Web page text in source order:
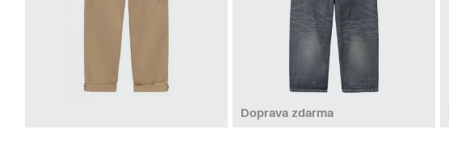
Doprava zdarma